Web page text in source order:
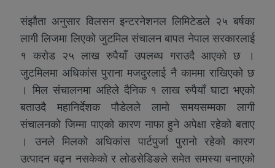
संझौता अनुसार विलसन इन्टरनेशनल लिमिटेडले २५ बर्षका
लागी लिजमा लिएको जुटमिल संचालन बापत नेपाल सरकारलाई
१ करोड २५ लाख रुपैयाँ उपलब्ध गराउदै आएको छ ।
जुटमिलमा अधिकांस पुराना मजदुरलाई नै काममा राखिएको छ
। मिल संचालनमा अहिले दैनिक १ लाख रुपैयाँ घाटा भएको
बताउदै महानिर्देशक पौडेलले लामो समयसम्मका लागी
संचालनको जिम्मा पाएको कारण नाफा हुने अपेक्षा रहेको बताए
। उनले मिलको अधिकांस पार्टपुर्जा पुरानो रहेको कारण
उत्पादन बढ्न नसकेको र लोडसेडिङले समेत समस्या बनाएको